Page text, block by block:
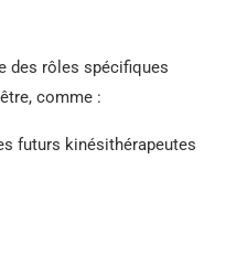
des rôles spécifiques
comme :
futurs kinésithérapeutes